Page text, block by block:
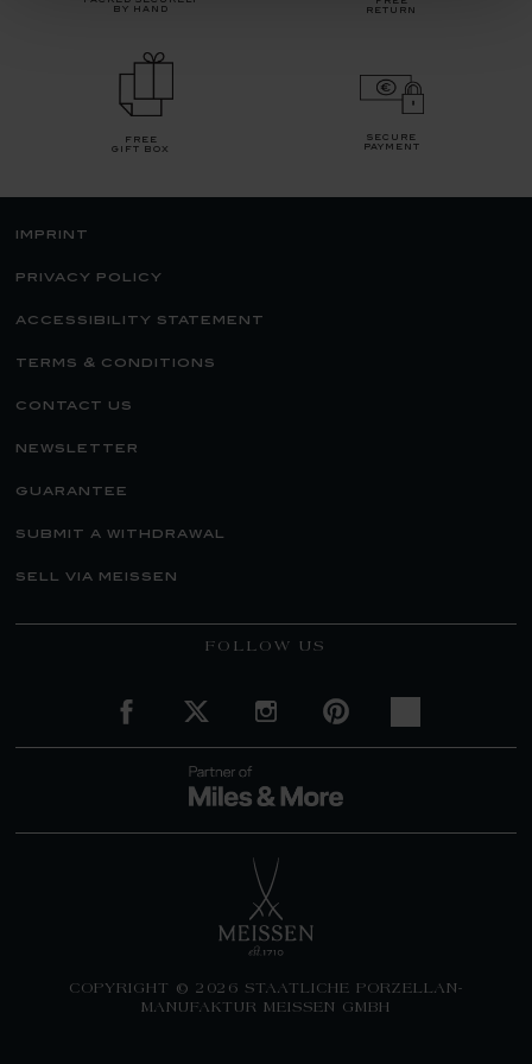
by hand
return
free
gift box
secure
payment
imprint
privacy policy
accessibility statement
terms & conditions
contact us
newsletter
guarantee
submit a withdrawal
sell via meissen
FOLLOW US
COPYRIGHT © 2026 STAATLICHE PORZELLAN-
MANUFAKTUR MEISSEN GMBH